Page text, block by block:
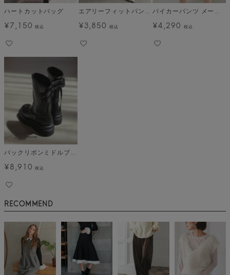
ハートカットバッグ
¥7,150 税込
エアリーフィットパンツ メール便
¥3,850 税込
バイカーパンツ メール便
¥4,290 税込
バックリボンミドルブーツ
¥8,910 税込
RECOMMEND